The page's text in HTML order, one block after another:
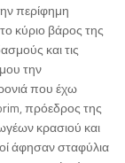
περίφημη
κύριο βάρος της
και τις
την
που έχω
πρόεδρος της
κρασιού και
άφησαν σταφύλια